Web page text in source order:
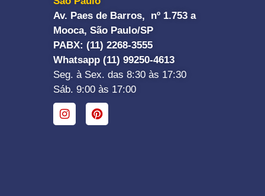
Av. Paes de Barros, nº 1.753 a
Mooca, São Paulo/SP
PABX: (11) 2268-3555
Whatsapp (11) 99250-4613
Seg. à Sex. das 8:30 às 17:30
Sáb. 9:00 às 17:00